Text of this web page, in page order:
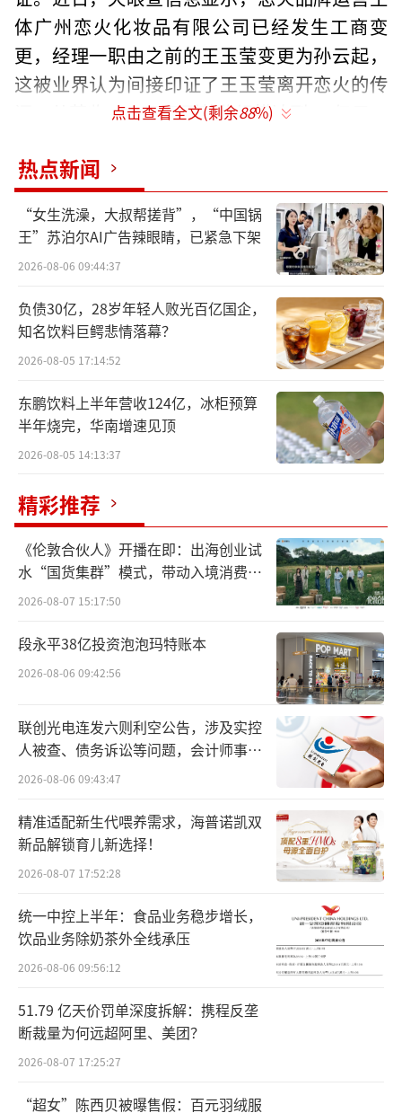
体广州恋火化妆品有限公司已经发生工商变
更，经理一职由之前的王玉莹变更为孙云起，
这被业界认为间接印证了王玉莹离开恋火的传
闻。从营收1500万元到营收规模达到6.4亿元，
品牌。孙云起接管后的恋火能否持续增长还需
要画个问号。
二代接手
据丸美股份披露的信息，孙云起自2019年进入
丸美股份，先后在丸美公司、中信证券股份有
限公司等企业担任多个职位，现任丸美股份广
州分公司负责人，同时担任广州娱丸全域营销
管理有限公司、广州禾美实业有限公司、上海
菲加实业有限公司等多家公司的执行董事、董
事长、总经理、监事职位。
在要客研究院院长周婷看来，这样的人事
更迭很正常。“职业经理人打天下，富二代坐
天下，是中国老板的一贯选择，虽然这未必是
王玉莹，被业界称为“一手缔造恋火火
爆”的人，其曾就职于欧莱雅、雅诗兰黛等企
业，操盘过MAC、植村秀、欧莱雅等国际彩妆
品牌的发展，具有丰富的美妆行业工作经验。2
020年王玉莹加入丸美股份，历任丸美股份社交
媒体部内容营销总监、恋火事业部市场总监、
部长等职位。在丸美股份2023年8月发布的公告
中，丸美股份董事会同意提名王玉莹为第四届
部总经理。在信达证券发布的丸美股份中报点
评中提到：“我们认为王玉莹的大厂经验和对
消费趋势的洞察力或能为各品牌提供更多创新
理念和推广思路。”
从恋火品牌近几年的营收变化来看，王玉
点击查看全文(剩余88%)
热点新闻
“女生洗澡，大叔帮搓背”，“中国锅
王”苏泊尔AI广告辣眼睛，已紧急下架
2026-08-06 09:44:37
负债30亿，28岁年轻人败光百亿国企，
知名饮料巨鳄悲情落幕？
2026-08-05 17:14:52
东鹏饮料上半年营收124亿，冰柜预算
半年烧完，华南增速见顶
2026-08-05 14:13:37
精彩推荐
《伦敦合伙人》开播在即：出海创业试
水“国货集群”模式，带动入境消费反
向种草
2026-08-07 15:17:50
段永平38亿投资泡泡玛特账本
2026-08-06 09:42:56
联创光电连发六则利空公告，涉及实控
人被查、债务诉讼等问题，会计师事务
所曾出具“保留意见”
2026-08-06 09:43:47
精准适配新生代喂养需求，海普诺凯双
新品解锁育儿新选择！
2026-08-07 17:52:28
统一中控上半年：食品业务稳步增长，
饮品业务除奶茶外全线承压
2026-08-06 09:56:12
51.79 亿天价罚单深度拆解：携程反垄
断裁量为何远超阿里、美团？
2026-08-07 17:25:27
“超女”陈西贝被曝售假：百元羽绒服